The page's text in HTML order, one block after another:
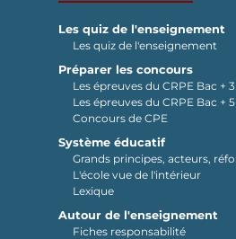
Les quiz de l'enseignement
Les quiz de l'enseignement
Préparer les concours
Les épreuves du CRPE Bac + 3
Les épreuves du CRPE Bac + 5
Concours de CPE
Système éducatif
Grands principes, acteurs,
L'école vue de l'intérieur
Lexique
Autour de l'enseignement
Fiches responsabilité